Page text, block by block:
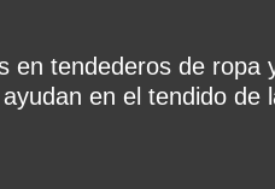
en tendederos de
en el tendido